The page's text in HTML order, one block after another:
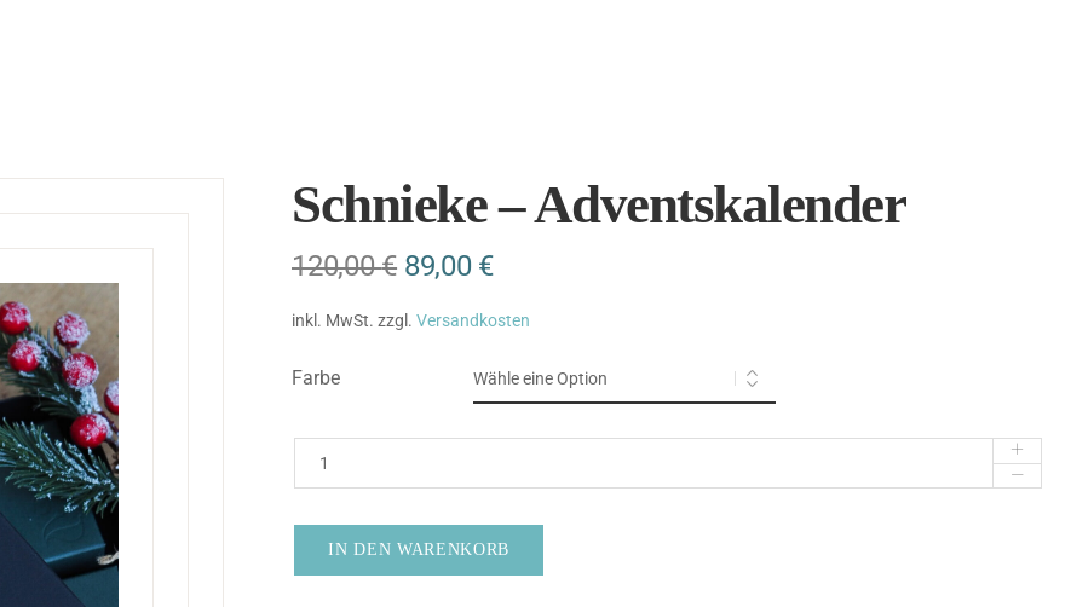
Schnieke – Adventskalender
120,00€ 89,00 €
inkl. MwSt. zzgl. Versandkosten
Farbe
IN DEN WARENKORB